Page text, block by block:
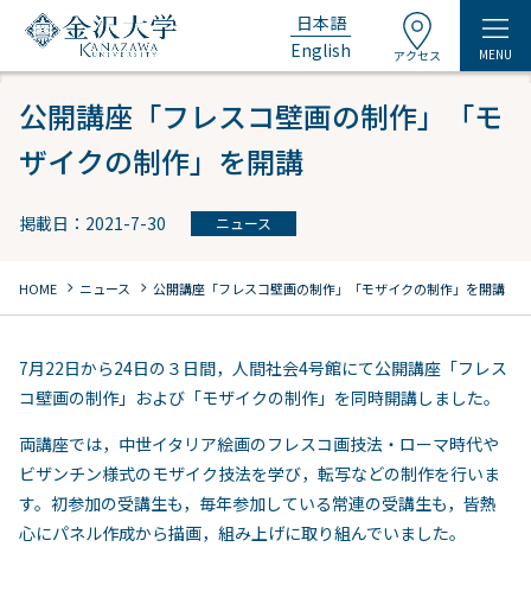
日本語
English
アクセス MENU
公開講座「フレスコ壁画の制作」「モ
ザイクの制作」を開講
掲載日：2021-7-30 ニュース
HOME chevron_right ニュース chevron_right 公開講座「フレスコ壁画の制作」「モザイクの制作」を開講
7月22日から24日の３日間，人間社会4号館にて公開講座「フレス
コ壁画の制作」および「モザイクの制作」を同時開講しました。
両講座では，中世イタリア絵画のフレスコ画技法・ローマ時代や
ビザンチン様式のモザイク技法を学び，転写などの制作を行いま
す。初参加の受講生も，毎年参加している常連の受講生も，皆熱
心にパネル作成から描画，組み上げに取り組んでいました。